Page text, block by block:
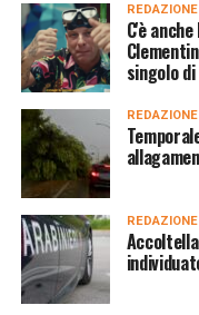
REDAZIONE
C'è
singolo
REDAZIONE
REDAZIONE